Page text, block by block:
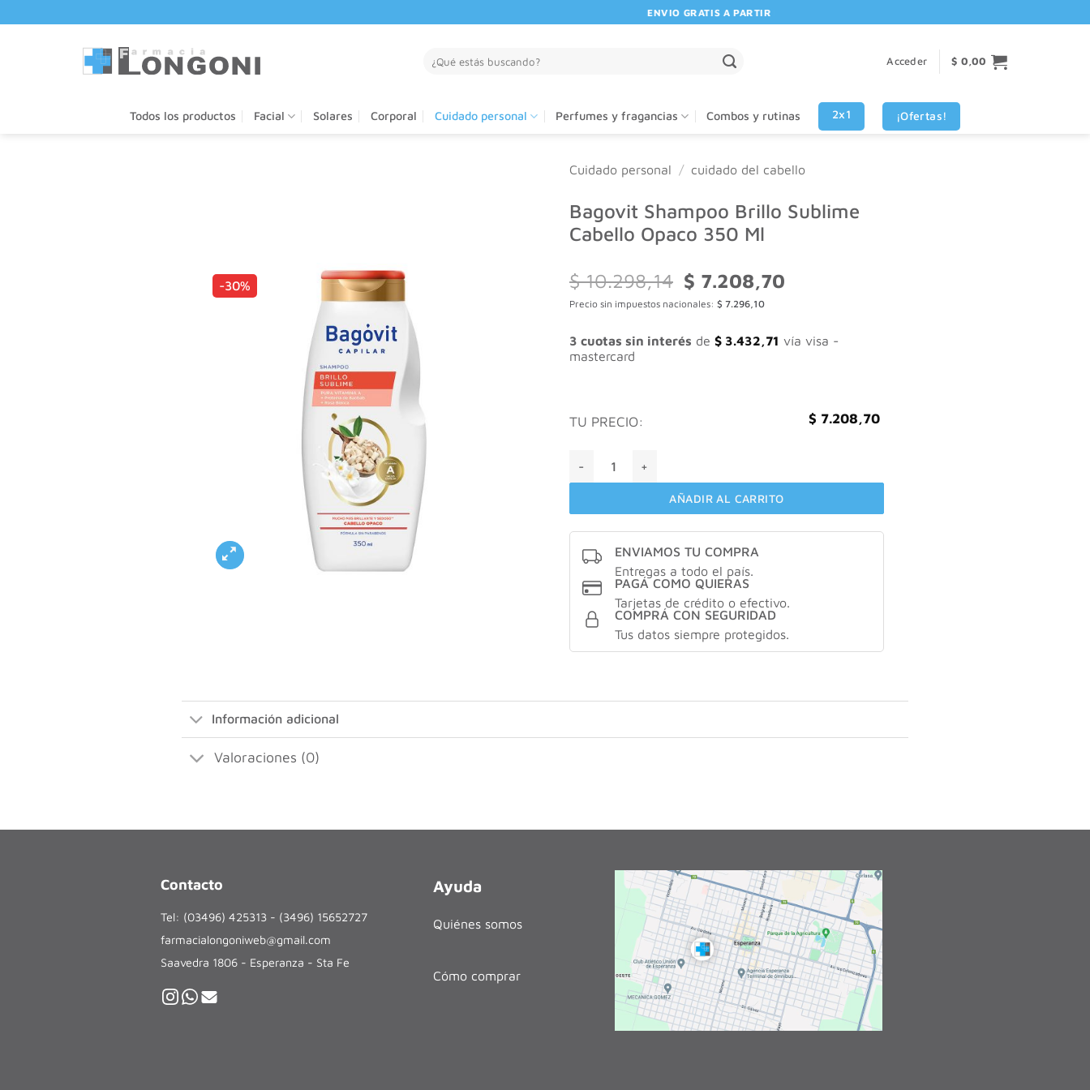
al
ENVIO GRATIS A PARTIR DE $80.000! 🚚 | 💳 3 CUOTAS SIN INTERES VISA - MASTERCARD
por:
Acceder $ 0,00
Todos los productos Facial Solares Corporal Cuidado personal Perfumes y fragancias Combos y rutinas 2x1 ¡Ofertas!
-30%
Cuidado personal / cuidado del cabello
Bagovit Shampoo Brillo Sublime
Cabello Opaco 350 Ml
$10.298,14 El
precio
original
$ 10.298,14.
$ 7.208,70
$ 7.208,70.
Precio sin impuestos nacionales: $ 7.296,10
3 cuotas sin interés de $ 3.432,71 vía visa -
mastercard
TU PRECIO: $ 7.208,70
AÑADIR AL CARRITO
ENVIAMOS TU COMPRA
Entregas a todo el país.
PAGÁ COMO QUIERAS
Tarjetas de crédito o efectivo.
COMPRÁ CON SEGURIDAD
Tus datos siempre protegidos.
Información adicional
Valoraciones (0)
Contacto
Tel: (03496) 425313 - (3496) 15652727
farmacialongoniweb@gmail.com
Saavedra 1806 - Esperanza - Sta Fe
Ayuda
Quiénes somos
Cómo comprar